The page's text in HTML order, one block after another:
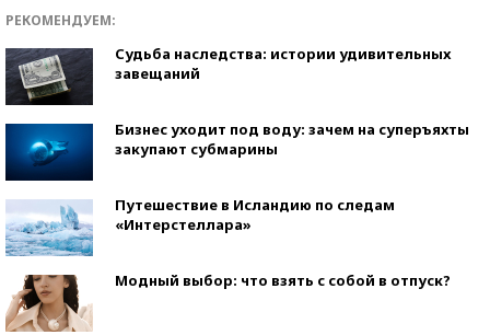
РЕКОМЕНДУЕМ:
Судьба наследства: истории удивительных
завещаний
Бизнес уходит под воду: зачем на суперъяхты
закупают субмарины
Путешествие в Исландию по следам
«Интерстеллара»
Модный выбор: что взять с собой в отпуск?